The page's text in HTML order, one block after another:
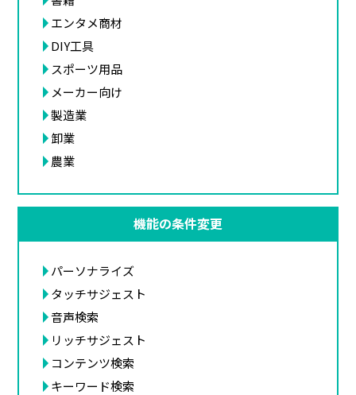
エンタメ商材
DIY工具
スポーツ用品
メーカー向け
製造業
卸業
農業
機能の条件変更
パーソナライズ
タッチサジェスト
音声検索
リッチサジェスト
コンテンツ検索
キーワード検索